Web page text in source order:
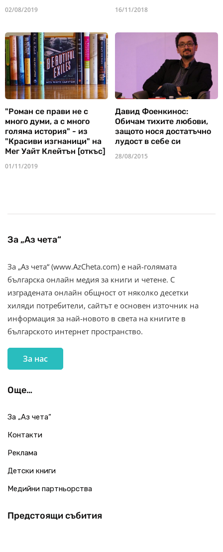
02/08/2019 16/11/2018
"Роман се прави не с
много думи, а с много
голяма история" - из
"Красиви изгнаници" на
Мег Уайт Клейтън [откъс]
01/11/2019
Давид Фоенкинос:
Обичам тихите любови,
защото нося достатъчно
лудост в себе си
28/08/2015
За „Аз чета“
За „Аз чета“ (www.AzCheta.com) е най-голямата
българска онлайн медия за книги и четене. С
изградената онлайн общност от няколко десетки
хиляди потребители, сайтът е основен източник на
информация за най-новото в света на книгите в
българското интернет пространство.
За нас
Още…
За „Аз чета“
Контакти
Реклама
Детски книги
Медийни партньорства
Предстоящи събития